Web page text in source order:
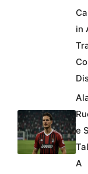
in
e
A